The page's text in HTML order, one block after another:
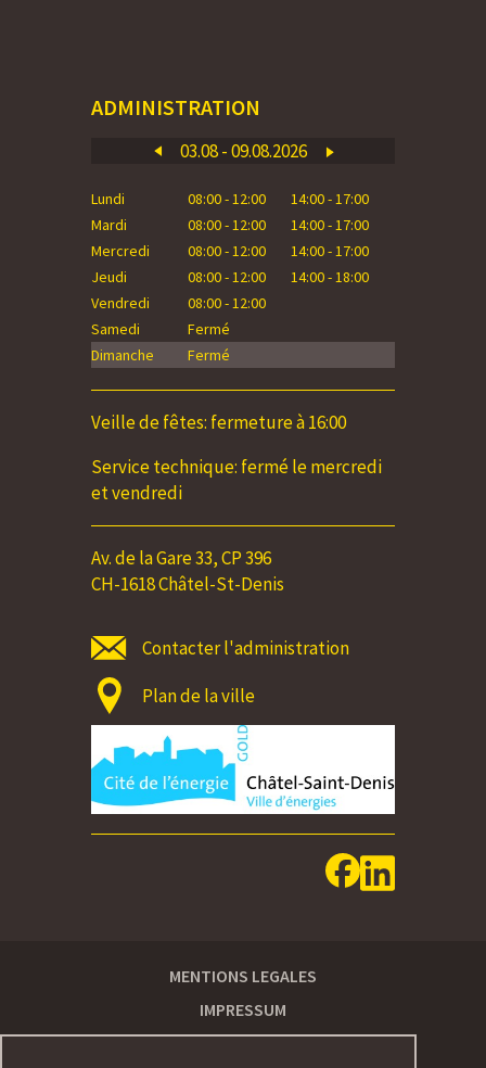
ADMINISTRATION
03.08 - 09.08.2026
Lundi 08:00 - 12:00
14:00 - 17:00
Mardi
08:00 - 12:00
14:00 - 17:00
Mercredi
08:00 - 12:00
14:00 - 17:00
Jeudi
08:00 - 12:00
14:00 - 18:00
Vendredi
08:00 - 12:00
Samedi
Fermé
Dimanche
Fermé
Veille de fêtes: fermeture à 16:00
Service technique: fermé le mercredi
et vendredi
Av. de la Gare 33, CP 396
CH-1618 Châtel-St-Denis
Contacter l'administration
Plan de la ville
MENTIONS LEGALES
IMPRESSUM